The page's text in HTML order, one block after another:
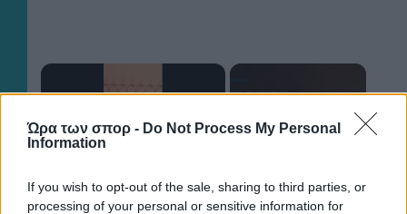
Ώρα των σπορ - Do Not Process My Personal
Information
If you wish to opt-out of the sale, sharing to third parties, or
processing of your personal or sensitive information for
×
"The situation is out of control": Greek firefighters battle wildfire for fourth day